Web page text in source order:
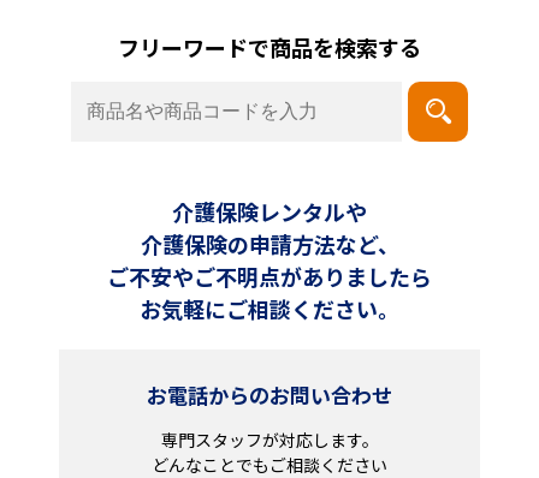
フリーワードで商品を検索する
介護保険レンタルや
介護保険の申請方法など、
ご不安やご不明点がありましたら
お気軽にご相談ください。
お電話からのお問い合わせ
専門スタッフが対応します。
どんなことでもご相談ください